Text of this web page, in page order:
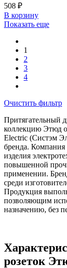
508 ₽
В корзинy
Показать еще
1
2
3
4
Очистить фильтр
Притягательный
коллекцию Этюд
Electric (Систэм
бренда. Компания
изделия
повышенной
применении.
среди
Продукция
позволяющим
назначению, без
розеток